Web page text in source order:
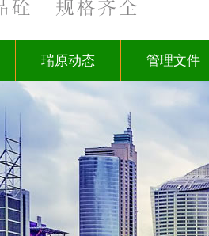
瑞原动态 管理文件